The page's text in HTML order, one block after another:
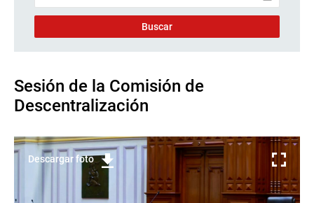
Sesión de la Comisión de
Descentralización
Descargar foto